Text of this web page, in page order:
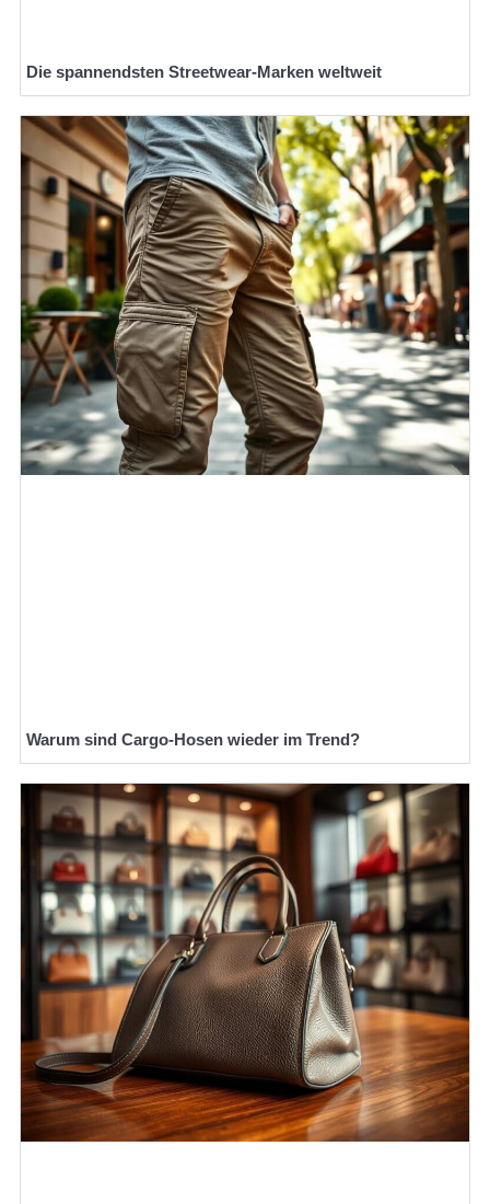
Die spannendsten Streetwear-Marken weltweit
Warum sind Cargo-Hosen wieder im Trend?